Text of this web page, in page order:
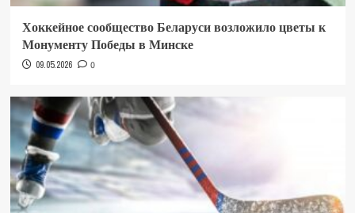
Хоккейное сообщество Беларуси возложило цветы к
Монументу Победы в Минске
09.05.2026 0